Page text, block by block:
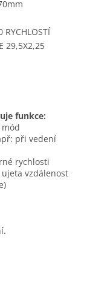
RYCHLOSTÍ
29,5X2,25
funkce:
při vedení
rychlosti
vzdálenost